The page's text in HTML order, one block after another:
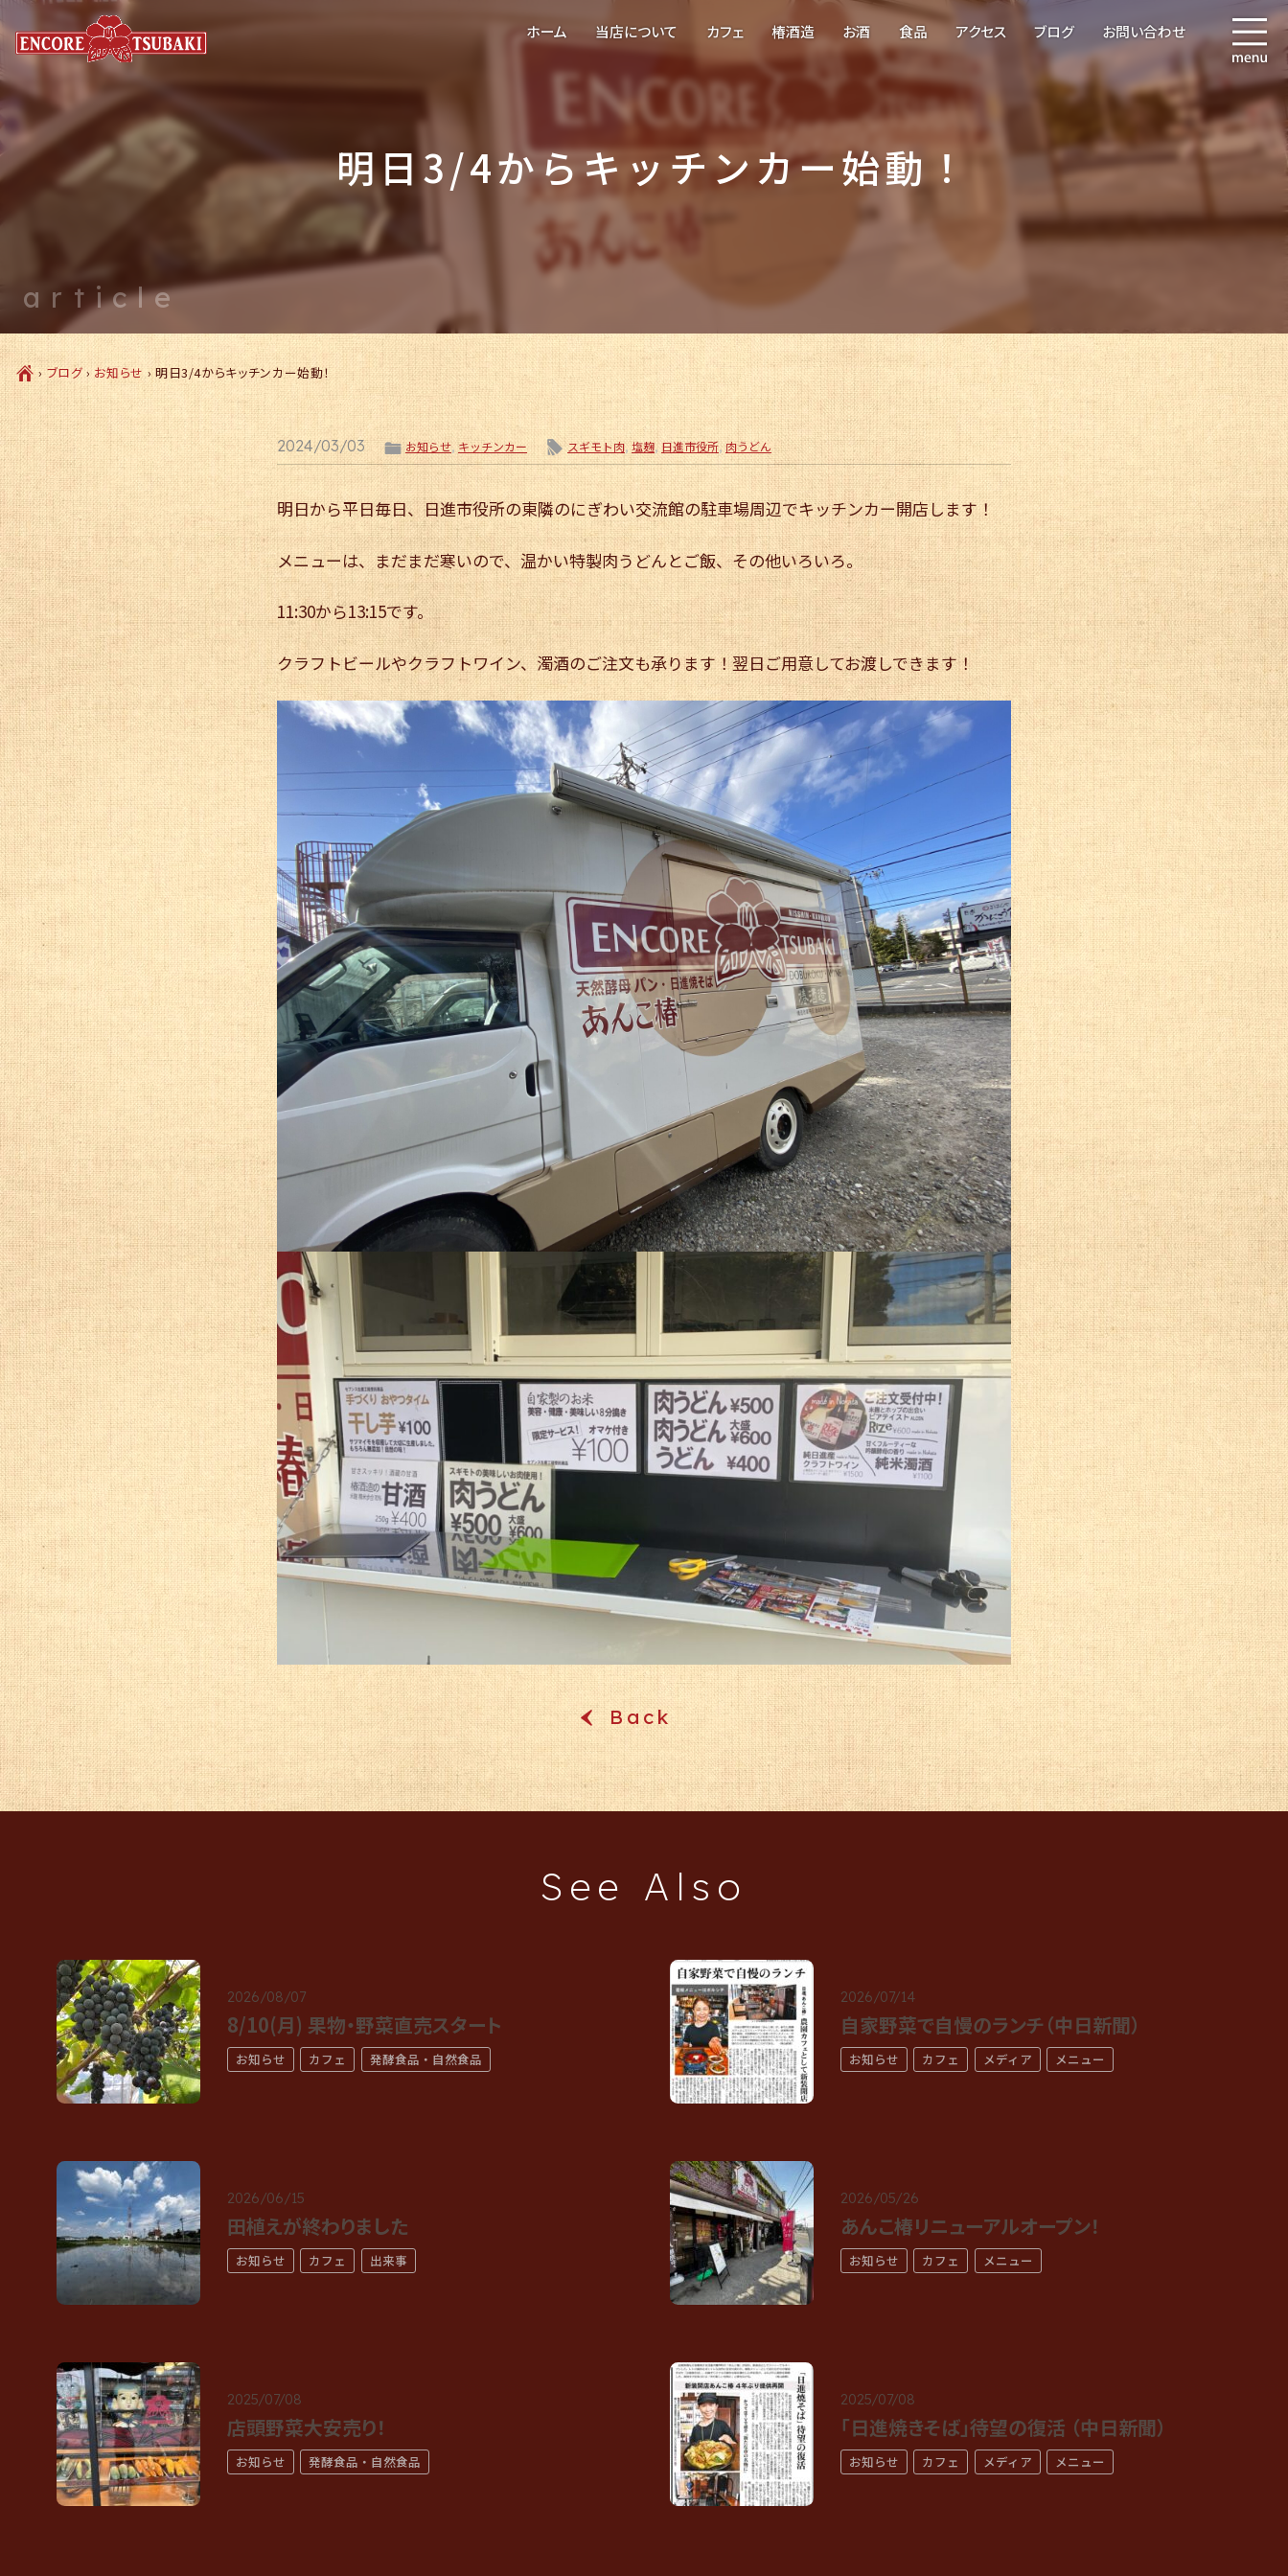
ホーム 当店について カフェ 椿酒造 お酒 食品 アクセス ブログ お問い合わせ
article
明日3/4からキッチンカー始動！
Ç›ブログ›お知らせ ›明日3/4からキッチンカー始動！
2024/03/03 ë お知らせ,キッチンカー l スギモト肉,塩麹,日進市役所,肉うどん
明日から平日毎日、日進市役所の東隣のにぎわい交流館の駐車場周辺でキッチンカー開店します！
メニューは、まだまだ寒いので、温かい特製肉うどんとご飯、その他いろいろ。
11:30から13:15です。
クラフトビールやクラフトワイン、濁酒のご注文も承ります！翌日ご用意してお渡しできます！
‹Back
See Also
2026/08/07
8/10(月) 果物・野菜直売スタート
お知らせ カフェ 発酵食品・自然食品
2026/07/14
自家野菜で自慢のランチ（中日新聞）
お知らせ カフェ メディア メニュー
2026/06/15
田植えが終わりました
お知らせ カフェ 出来事
2026/05/26
あんこ椿リニューアルオープン！
お知らせ カフェ メニュー
2025/07/08
店頭野菜大安売り！
お知らせ 発酵食品・自然食品
2025/07/08
「日進焼きそば」待望の復活 （中日新聞）
お知らせ カフェ メディア メニュー